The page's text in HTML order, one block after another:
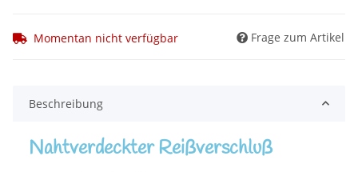
Momentan nicht verfügbar Frage zum Artikel
Beschreibung
Nahtverdeckter Reißverschluß